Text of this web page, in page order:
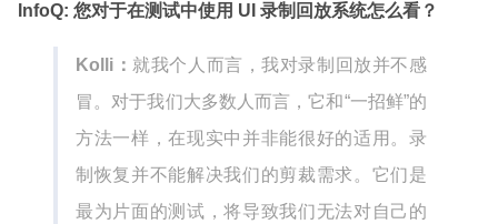
InfoQ: 您对于在测试中使用 UI 录制回放系统怎么看？
Kolli： 就我个人而言，我对录制回放并不感
冒。对于我们大多数人而言，它和“一招鲜”的
方法一样，在现实中并非能很好的适用。录
制恢复并不能解决我们的剪裁需求。它们是
最为片面的测试，将导致我们无法对自己的